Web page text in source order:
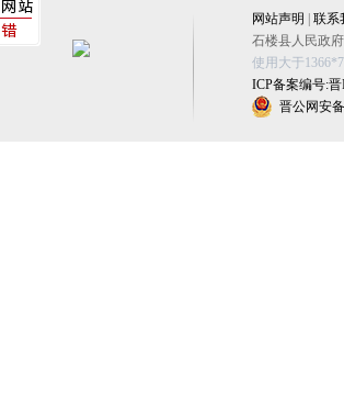
网站声明
联系
石楼县人民政
使用大于
ICP备案编号:晋
晋公网安